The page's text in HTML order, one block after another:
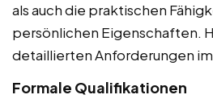
als auch die praktischen
persönlichen Eigenschaften.
detaillierten Anforderungen
Formale Qualifikationen